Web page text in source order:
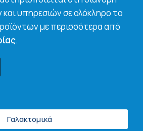
υπηρεσιών σε ολόκληρο το
με περισσότερα από
.
Γαλακτομικά